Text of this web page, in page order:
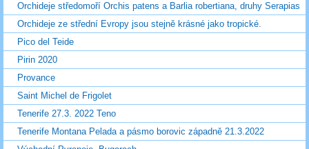
Orchideje středomoří Orchis patens a Barlia robertiana, druhy Serapias
Orchideje ze střední Evropy jsou stejně krásné jako tropické.
Pico del Teide
Pirin 2020
Provance
Saint Michel de Frigolet
Tenerife 27.3. 2022 Teno
Tenerife Montana Pelada a pásmo borovic západně 21.3.2022